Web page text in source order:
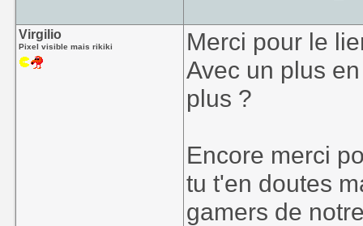
Virgilio
Pixel visible mais rikiki
Merci pour le
Avec un plus
plus ?
Encore merci
tu t'en doutes
gamers de